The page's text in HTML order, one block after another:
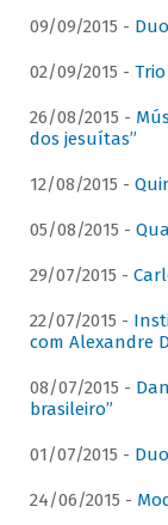
09/09/2015 -
02/09/2015 -
26/08/2015 -
dos jesuítas”
12/08/2015 -
05/08/2015 -
29/07/2015 -
22/07/2015 -
com Alexandre
08/07/2015 -
brasileiro”
01/07/2015 -
24/06/2015 -